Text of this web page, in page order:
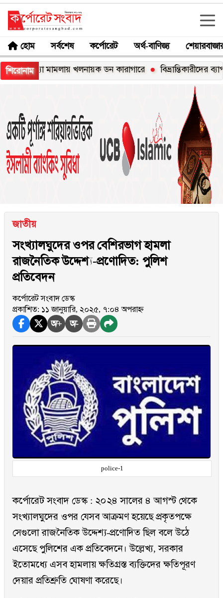
হোম সর্বশেষ কর্পোরেট অর্থ-বাণিজ্য
শিরোনাম
মামলায় খলনায়ক ডন কারাগারে বিভ্রান্তিকারীদের ব্যাপারে সতর্ক
জাতীয়
সংখ্যালঘুদের ওপর বেশিরভাগ হামলা
রাজনৈতিক উদ্দেশ্য-প্রণোদিত: পুলিশ
প্রতিবেদন
কর্পোরেট সংবাদ ডেস্ক
প্রকাশিত: ১১ জানুয়ারি, ২০২৫, ৭:০৪ অপরাহ্ন
অ+ অ-
police-1
কর্পোরেট সংবাদ ডেস্ক : ২০২৪ সালের ৪ আগস্ট থেকে
সংখ্যালঘুদের ওপর যেসব আক্রমণ হয়েছে প্রকৃতপক্ষে
সেগুলো রাজনৈতিক উদ্দেশ্য-প্রণোদিত ছিল বলে উঠে
এসেছে পুলিশের এক প্রতিবেদনে। উল্লেখ্য, সরকার
ইতোমধ্যে এসব হামলায় ক্ষতিগ্রস্ত ব্যক্তিদের ক্ষতিপূরণ
দেয়ার প্রতিশ্রুতি ঘোষণা করেছে।